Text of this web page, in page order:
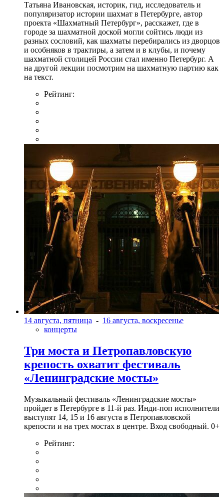
Татьяна Ивановская, историк, гид, исследователь и
популяризатор истории шахмат в Петербурге, автор
проекта «Шахматный Петербург», расскажет, где в
городе за шахматной доской могли сойтись люди из
разных сословий, как шахматы перебирались из дворцов
и особняков в трактиры, а затем и в клубы, и почему
шахматной столицей России стал именно Петербург. А
на другой лекции посмотрим на шахматную партию как
на текст.
Рейтинг:
14 августа, пятница - 16 августа, воскресенье
концерты
Три моста и Петропавловскую
крепость охватит фестиваль
«Ленинградские мосты»
Музыкальный фестиваль «Ленинградские мосты»
пройдет в Петербурге в 11-й раз. Инди-поп исполнители
выступят 14, 15 и 16 августа в Петропавловской
крепости и на трех мостах в центре. Вход свободный. 0+
Рейтинг: